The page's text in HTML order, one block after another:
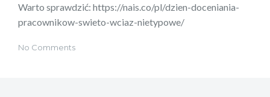
Warto sprawdzić: https://nais.co/pl/dzien-doceniania-
pracownikow-swieto-wciaz-nietypowe/
No Comments